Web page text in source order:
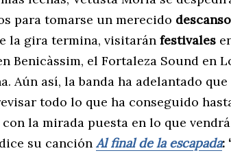
para tomarse un merecido descanso
la gira termina, visitarán festivales
Benicàssim, el Fortaleza Sound en
Aún así, la banda ha adelantado
todo lo que ha conseguido
la mirada puesta en lo que
su canción Al final de la escapada: